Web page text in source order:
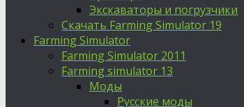
Экскаваторы и погрузчики
Скачать Farming Simulator 19
Farming Simulator
Farming Simulator 2011
Farming simulator 13
Моды
Русские моды